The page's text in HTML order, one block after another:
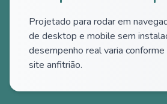
Projetado para rodar em
de desktop e mobile sem
desempenho real varia
site anfitrião.